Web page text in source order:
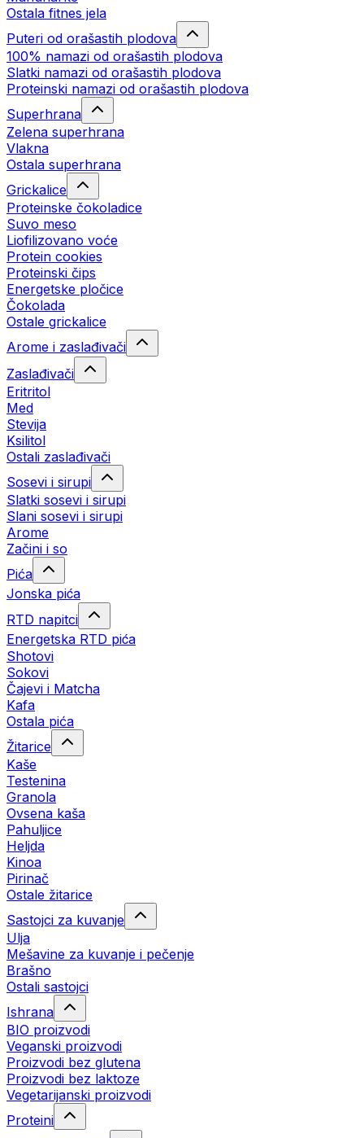
Ostala fitnes jela
Puteri od orašastih plodova
100% namazi od orašastih plodova
Slatki namazi od orašastih plodova
Proteinski namazi od orašastih plodova
Superhrana
Zelena superhrana
Vlakna
Ostala superhrana
Grickalice
Proteinske čokoladice
Suvo meso
Liofilizovano voće
Protein cookies
Proteinski čips
Energetske pločice
Čokolada
Ostale grickalice
Arome i zaslađivači
Zaslađivači
Eritritol
Med
Stevija
Ksilitol
Ostali zaslađivači
Sosevi i sirupi
Slatki sosevi i sirupi
Slani sosevi i sirupi
Arome
Začini i so
Pića
Jonska pića
RTD napitci
Energetska RTD pića
Shotovi
Sokovi
Čajevi i Matcha
Kafa
Ostala pića
Žitarice
Kaše
Testenina
Granola
Ovsena kaša
Pahuljice
Heljda
Kinoa
Pirinač
Ostale žitarice
Sastojci za kuvanje
Ulja
Mešavine za kuvanje i pečenje
Brašno
Ostali sastojci
Ishrana
BIO proizvodi
Veganski proizvodi
Proizvodi bez glutena
Proizvodi bez laktoze
Vegetarijanski proizvodi
Proteini